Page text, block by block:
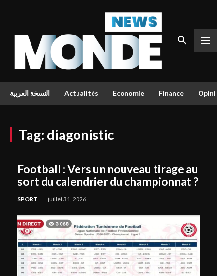
النسخة العربية Actualités Economie Finance
Tag: diagonistic
Football : Vers un nouveau tirage au
sort du calendrier du championnat ?
SPORT juillet 31, 2026